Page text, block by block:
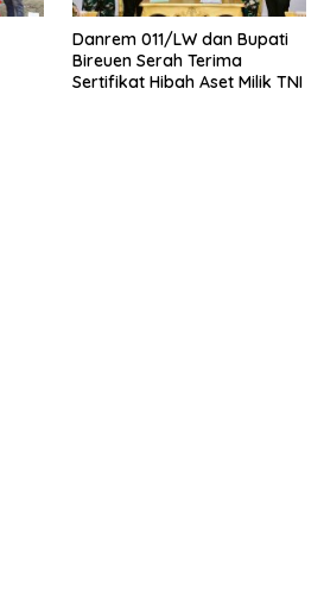
Danrem 011/LW dan Bupati
Bireuen Serah Terima
Sertifikat Hibah Aset Milik TNI